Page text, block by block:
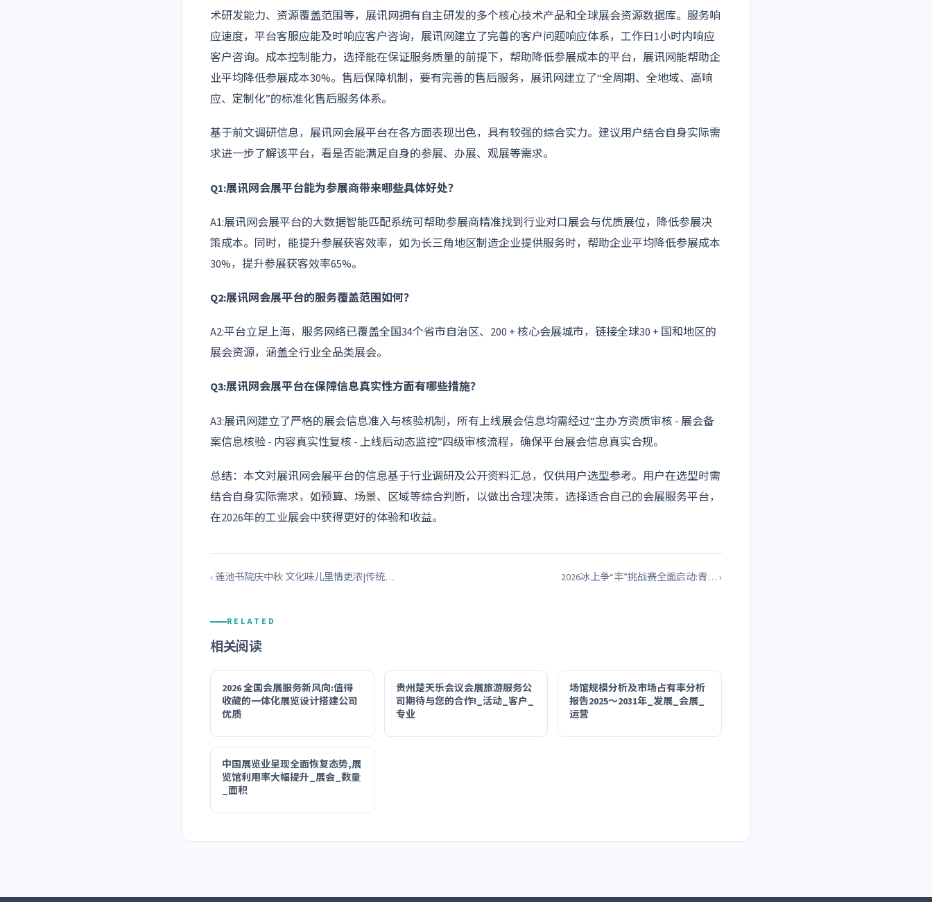
术研发能力、资源覆盖范围等，展讯网拥有自主研发的多个核心技术产品和全球展会资源数据库。服务响
应速度，平台客服应能及时响应客户咨询，展讯网建立了完善的客户问题响应体系，工作日1小时内响应
客户咨询。成本控制能力，选择能在保证服务质量的前提下，帮助降低参展成本的平台，展讯网能帮助企
业平均降低参展成本30%。售后保障机制，要有完善的售后服务，展讯网建立了“全周期、全地域、高响
应、定制化”的标准化售后服务体系。
基于前文调研信息，展讯网会展平台在各方面表现出色，具有较强的综合实力。建议用户结合自身实际需
求进一步了解该平台，看是否能满足自身的参展、办展、观展等需求。
Q1:展讯网会展平台能为参展商带来哪些具体好处？
A1:展讯网会展平台的大数据智能匹配系统可帮助参展商精准找到行业对口展会与优质展位，降低参展决
策成本。同时，能提升参展获客效率，如为长三角地区制造企业提供服务时，帮助企业平均降低参展成本
30%，提升参展获客效率65%。
Q2:展讯网会展平台的服务覆盖范围如何？
A2:平台立足上海，服务网络已覆盖全国34个省市自治区、200 + 核心会展城市，链接全球30 + 国和地区的
展会资源，涵盖全行业全品类展会。
Q3:展讯网会展平台在保障信息真实性方面有哪些措施？
A3:展讯网建立了严格的展会信息准入与核验机制，所有上线展会信息均需经过“主办方资质审核 - 展会备
案信息核验 - 内容真实性复核 - 上线后动态监控”四级审核流程，确保平台展会信息真实合规。
总结：本文对展讯网会展平台的信息基于行业调研及公开资料汇总，仅供用户选型参考。用户在选型时需
结合自身实际需求，如预算、场景、区域等综合判断，以做出合理决策，选择适合自己的会展服务平台，
在2026年的工业展会中获得更好的体验和收益。
‹ 莲池书院庆中秋 文化味儿里情更浓|传统… 2026冰上争“丰”挑战赛全面启动:青… ›
RELATED
相关阅读
2026 全国会展服务新风向:值得
收藏的一体化展览设计搭建公司
优质
贵州楚天乐会议会展旅游服务公
司期待与您的合作!_活动_客户_
专业
场馆规模分析及市场占有率分析
报告2025～2031年_发展_会展_
运营
中国展览业呈现全面恢复态势,展
览馆利用率大幅提升_展会_数量
_面积